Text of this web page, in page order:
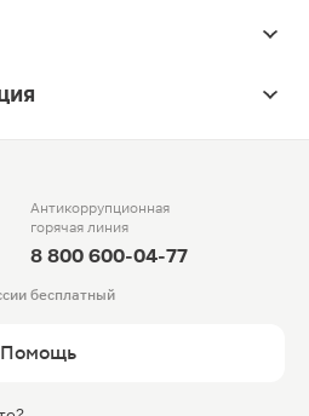
Антикоррупционная
горячая линия
8 800 600-04-77
бесплатный
Помощь